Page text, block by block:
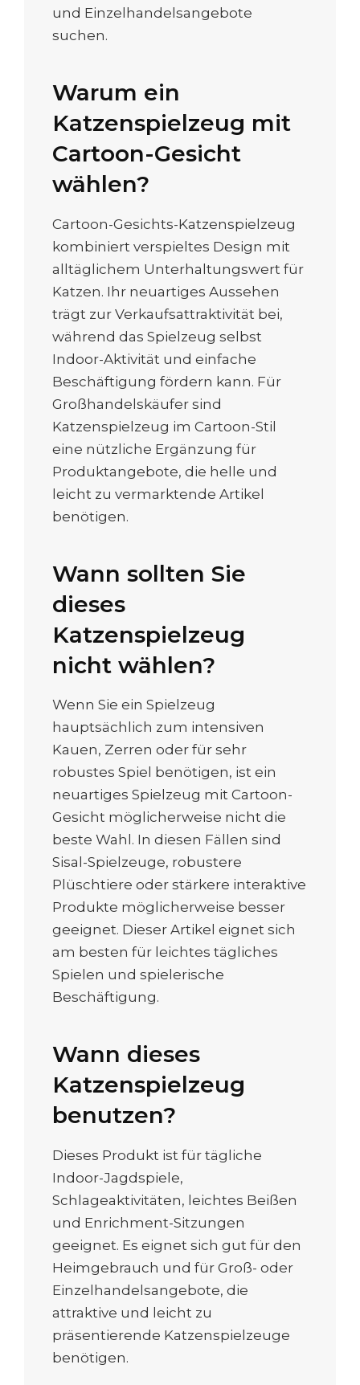
und Einzelhandelsangebote
suchen.
Warum ein
Katzenspielzeug mit
Cartoon-Gesicht
wählen?
Cartoon-Gesichts-Katzenspielzeug
kombiniert verspieltes Design mit
alltäglichem Unterhaltungswert für
Katzen. Ihr neuartiges Aussehen
trägt zur Verkaufsattraktivität bei,
während das Spielzeug selbst
Indoor-Aktivität und einfache
Beschäftigung fördern kann. Für
Großhandelskäufer sind
Katzenspielzeug im Cartoon-Stil
eine nützliche Ergänzung für
Produktangebote, die helle und
leicht zu vermarktende Artikel
benötigen.
Wann sollten Sie
dieses
Katzenspielzeug
nicht wählen?
Wenn Sie ein Spielzeug
hauptsächlich zum intensiven
Kauen, Zerren oder für sehr
robustes Spiel benötigen, ist ein
neuartiges Spielzeug mit Cartoon-
Gesicht möglicherweise nicht die
beste Wahl. In diesen Fällen sind
Sisal-Spielzeuge, robustere
Plüschtiere oder stärkere interaktive
Produkte möglicherweise besser
geeignet. Dieser Artikel eignet sich
am besten für leichtes tägliches
Spielen und spielerische
Beschäftigung.
Wann dieses
Katzenspielzeug
benutzen?
Dieses Produkt ist für tägliche
Indoor-Jagdspiele,
Schlageaktivitäten, leichtes Beißen
und Enrichment-Sitzungen
geeignet. Es eignet sich gut für den
Heimgebrauch und für Groß- oder
Einzelhandelsangebote, die
attraktive und leicht zu
präsentierende Katzenspielzeuge
benötigen.